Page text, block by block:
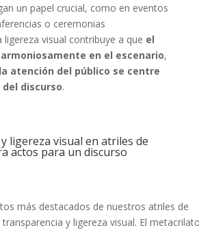
un papel crucial, como en eventos
o ceremonias
ligereza visual contribuye a que el
en el escenario,
la atención del público se centre
discurso.
ligereza visual en atriles de
actos para un discurso
más destacados de nuestros atriles de
y ligereza visual. El